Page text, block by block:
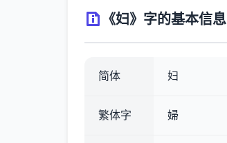
《妇》字的基本信息
简体 妇
繁体字 婦